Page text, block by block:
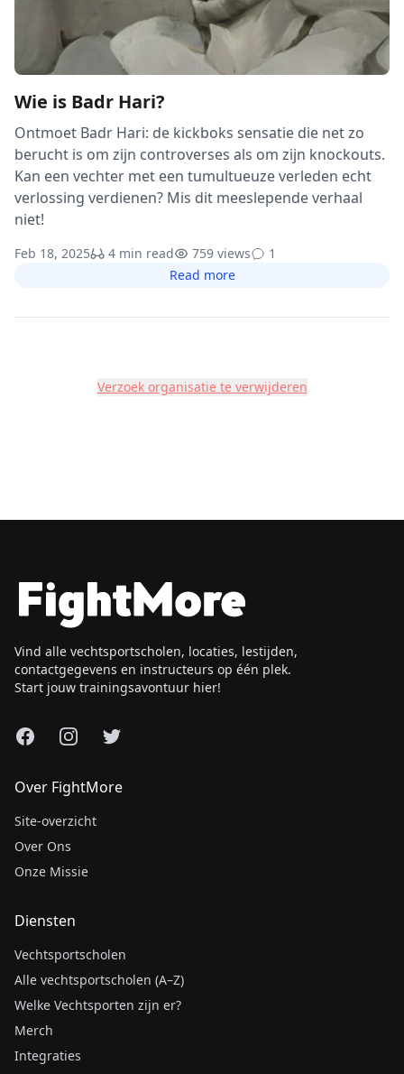
Wie is Badr Hari?
Ontmoet Badr Hari: de kickboks sensatie die net zo
berucht is om zijn controverses als om zijn knockouts.
Kan een vechter met een tumultueuze verleden echt
verlossing verdienen? Mis dit meeslepende verhaal
niet!
Feb 18, 2025 4 min read 759 views
1
Read more
Verzoek organisatie te verwijderen
Vind alle vechtsportscholen, locaties, lestijden,
contactgegevens en instructeurs op één plek.
Start jouw trainingsavontuur hier!
FacebookInstagram
X
Over FightMore
Site-overzicht
Over Ons
Onze Missie
Diensten
Vechtsportscholen
Alle vechtsportscholen (A–Z)
Welke Vechtsporten zijn er?
Merch
Integraties